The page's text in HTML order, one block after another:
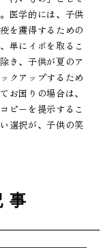
医学的には、子供
を獲得するための
単にイボを取るこ
き、子供が夏のア
クアップするため
お困りの場合は、
ピーを提示するこ
選択が、子供の笑
事